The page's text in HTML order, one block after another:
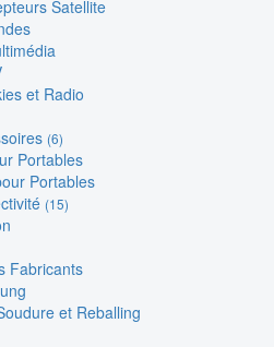
Satellite
et Radio
(6)
Portables
Portables
(15)
Fabricants
et Reballing